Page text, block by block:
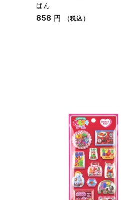
ばん
858 円 （税込）